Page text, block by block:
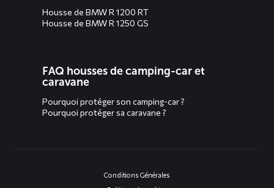
Housse de BMW R 1200 RT
Housse de BMW R 1250 GS
FAQ housses de camping-car et
caravane
Pourquoi protéger son camping-car ?
Pourquoi protéger sa caravane ?
Conditions Générales